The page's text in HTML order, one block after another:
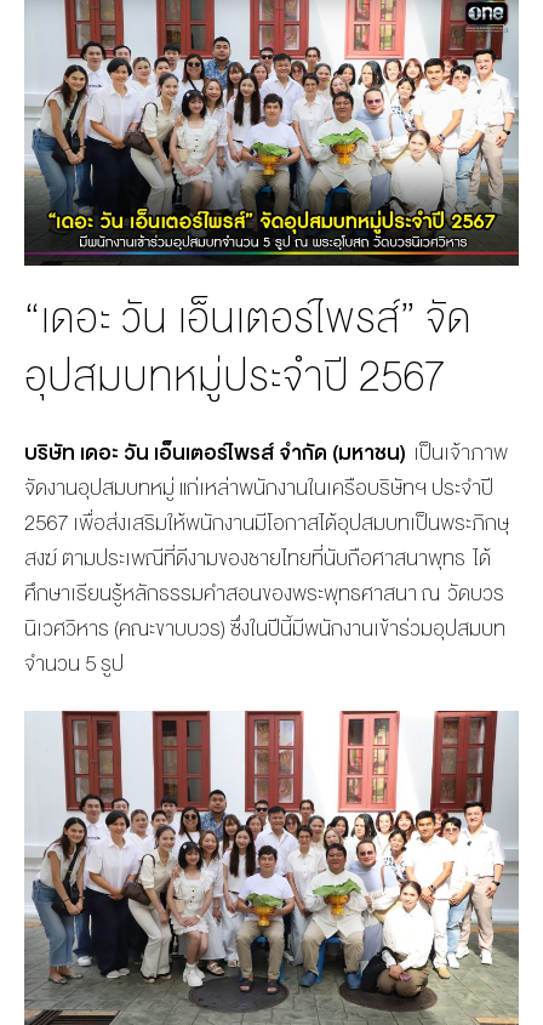
BOARD OF
DIRECTORS
MANAGEMENT
TEAM
ORGANIZATION
CHART
AWARDS
ACTS
STUDIO
“เดอะ วัน เอ็นเตอร์ไพรส์” จัด
อุปสมบทหมู่ประจำปี 2567
บริษัท เดอะ วัน เอ็นเตอร์ไพรส์ จำกัด (มหาชน) เป็นเจ้าภาพ
จัดงานอุปสมบทหมู่ แก่เหล่าพนักงานในเครือบริษัทฯ ประจำปี
2567 เพื่อส่งเสริมให้พนักงานมีโอกาสได้อุปสมบทเป็นพระภิกษุ
สงฆ์ ตามประเพณีที่ดีงามของชายไทยที่นับถือศาสนาพุทธ ได้
ศึกษาเรียนรู้หลักธรรมคำสอนของพระพุทธศาสนาณ วัดบวร
นิเวศวิหาร (คณะขาบบวร) ซึ่งในปีนี้มีพนักงานเข้าร่วมอุปสมบท
จำนวน 5 รูป